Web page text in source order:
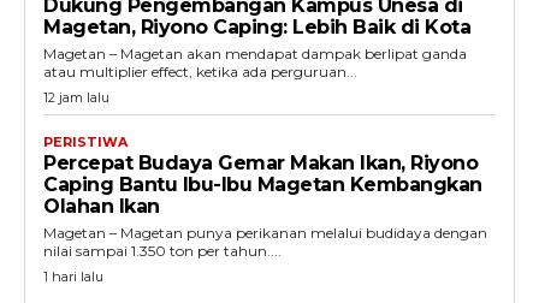
Dukung Pengembangan Kampus Unesa di
Magetan, Riyono Caping: Lebih Baik di Kota
Magetan – Magetan akan mendapat dampak berlipat ganda
atau multiplier effect, ketika ada perguruan...
12 jam lalu
PERISTIWA
Percepat Budaya Gemar Makan Ikan, Riyono
Caping Bantu Ibu-Ibu Magetan Kembangkan
Olahan Ikan
Magetan – Magetan punya perikanan melalui budidaya dengan
nilai sampai 1.350 ton per tahun....
1 hari lalu